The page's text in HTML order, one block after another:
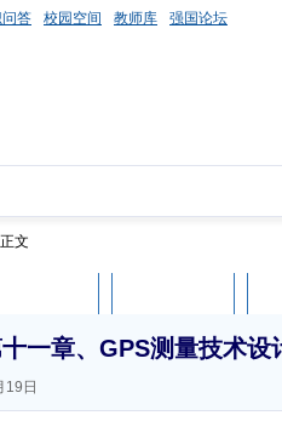
答 校园空间 教师库 强国论坛
文
一章、GPS测量技术设
日